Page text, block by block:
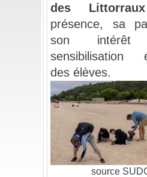
des Littorraux
présence, sa
son
sensibilisation
des élèves.
source